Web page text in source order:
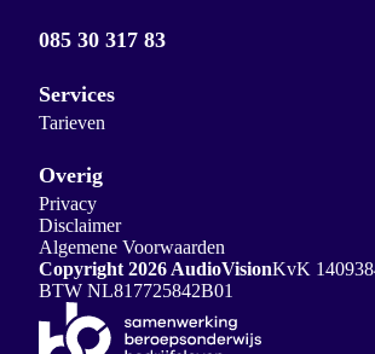
085 30 317 83
Services
Tarieven
Overig
Privacy
Disclaimer
Algemene Voorwaarden
Copyright 2026 AudioVisionKvK
BTW NL817725842B01